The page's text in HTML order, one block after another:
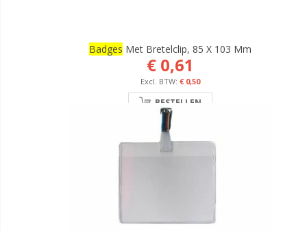
Badges Met Bretelclip, 85 X 103 Mm
€ 0,61
€ 0,50
BESTELLEN